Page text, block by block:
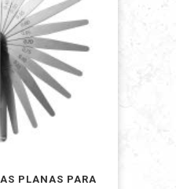
PLANAS PARA